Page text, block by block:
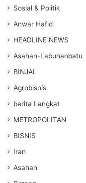
Sosial & Politik
Anwar Hafid
HEADLINE NEWS
Asahan-Labuhanbatu
BINJAI
Agrobisnis
berita Langkat
METROPOLITAN
BISNIS
Iran
Asahan